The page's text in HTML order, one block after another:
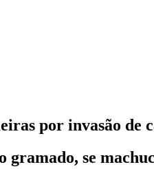
por invasão de
se